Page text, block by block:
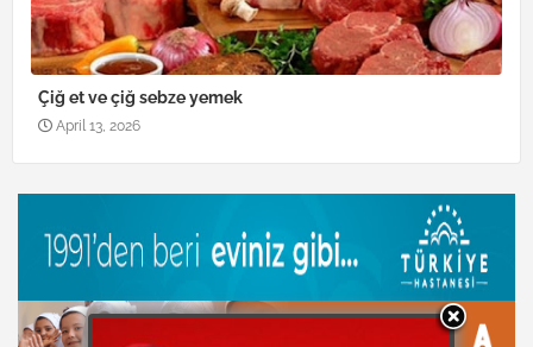
Çiğ et ve çiğ sebze yemek
April 13, 2026